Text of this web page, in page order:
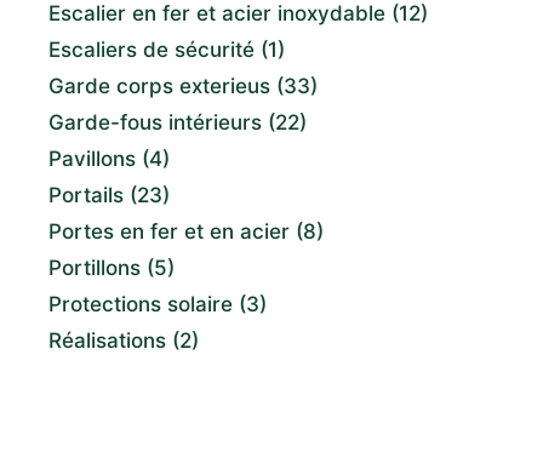
Escalier en fer et acier inoxydable (12)
Escaliers de sécurité (1)
Garde corps exterieus (33)
Garde-fous intérieurs (22)
Pavillons (4)
Portails (23)
Portes en fer et en acier (8)
Portillons (5)
Protections solaire (3)
Réalisations (2)